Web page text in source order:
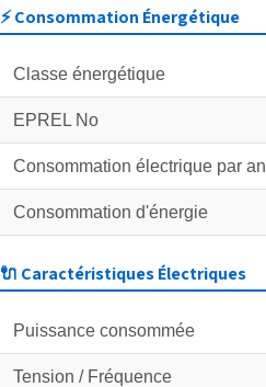
⚡ Consommation Énergétique
Classe énergétique
EPREL No
Consommation électrique par an
Consommation d'énergie
🔌 Caractéristiques Électriques
Puissance consommée
Tension / Fréquence